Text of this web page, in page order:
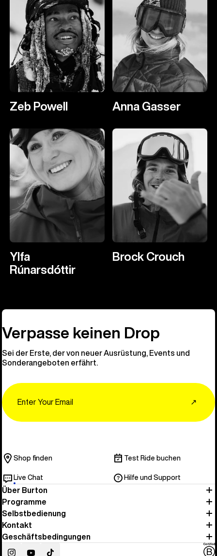
Zeb Powell Anna Gasser
Ylfa
Rúnarsdóttir
Brock Crouch
Verpasse keinen Drop
Sei der Erste, der von neuer Ausrüstung, Events und
Sonderangeboten erfährt.
↗
Shop finden Test Ride buchen
Live Chat Hilfe und Support
Über Burton
Programme
Selbstbedienung
Kontakt
Geschäftsbedingungen